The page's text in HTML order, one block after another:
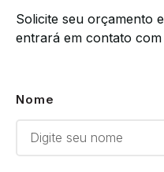
Solicite seu orçamento
entrará em contato com
Nome